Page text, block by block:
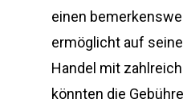
einen
ermöglicht auf
Handel mit
könnten die